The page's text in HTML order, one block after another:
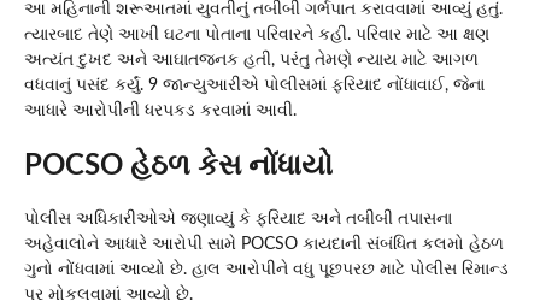
આ મહિનાની શરૂઆતમાં યુવતીનું તબીબી ગર્ભપાત કરાવવામાં આવ્યું હતું.
ત્યારબાદ તેણે આખી ઘટના પોતાના પરિવારને કહી. પરિવાર માટે આ ક્ષણ
અત્યંત દુખદ અને આઘાતજનક હતી, પરંતુ તેમણે ન્યાય માટે આગળ
વધવાનું પસંદ કર્યું. 9 જાન્યુઆરીએ પોલીસમાં ફરિયાદ નોંધાવાઈ, જેના
આધારે આરોપીની ધરપકડ કરવામાં આવી.
POCSO હેઠળ કેસ નોંધાયો
પોલીસ અધિકારીઓએ જણાવ્યું કે ફરિયાદ અને તબીબી તપાસના
અહેવાલોને આધારે આરોપી સામે POCSO કાયદાની સંબંધિત કલમો હેઠળ
ગુનો નોંધવામાં આવ્યો છે. હાલ આરોપીને વધુ પૂછપરછ માટે પોલીસ રિમાન્ડ
પર મોકલવામાં આવ્યો છે.